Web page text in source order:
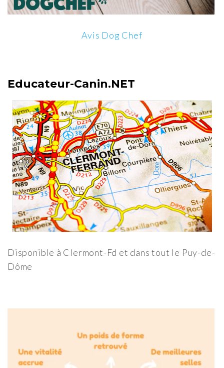
Avis Dog Chef
Educateur-Canin.NET
Disponible à Clermont-Fd et dans tout le Puy-de-
Dôme